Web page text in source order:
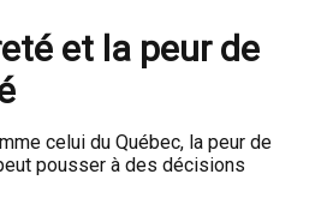
et la peur de
celui du Québec, la peur de
pousser à des décisions